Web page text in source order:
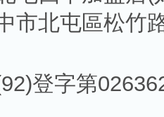
市北屯區松竹
登字第